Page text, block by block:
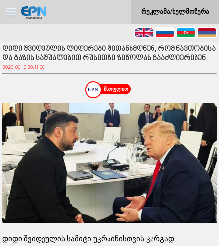
რეკლამა/ხელმოწერა
დიდი შვიდეულის ლიდერები შეთანხმდნენ, რომ ნავთობისა
და გაზის საშუალებით რუსეთზე ზეწოლას გააძლიერებენ
2026-06-16 20:11:06
მსოფლიო
დიდი შვიდეულის სამიტი უკრაინისთვის კარგად